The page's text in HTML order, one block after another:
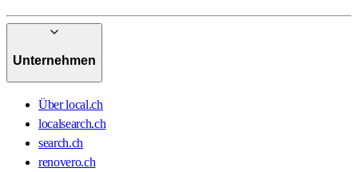
Unternehmen
Über local.ch
localsearch.ch
search.ch
renovero.ch